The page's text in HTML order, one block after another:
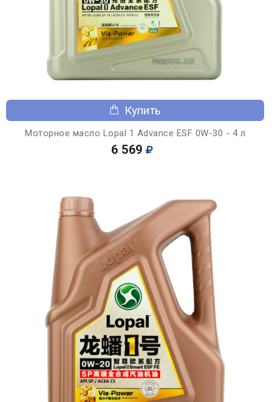
Купить
Моторное масло Lopal 1 Advance ESF 0W-30 - 4 л
6 569